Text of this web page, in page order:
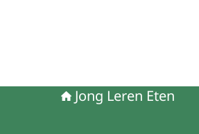
Jong Leren Eten